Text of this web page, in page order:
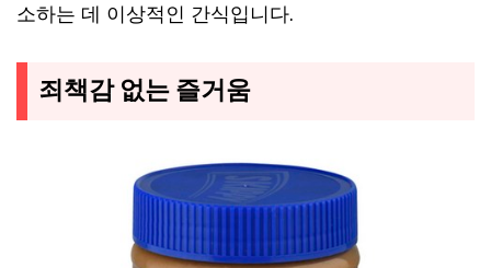
소하는 데 이상적인 간식입니다.
죄책감 없는 즐거움